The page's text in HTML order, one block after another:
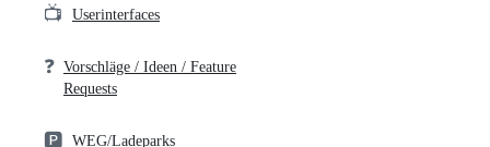
📺 Userinterfaces
❓ Vorschläge / Ideen / Feature
Requests
🅿️ WEG/Ladeparks